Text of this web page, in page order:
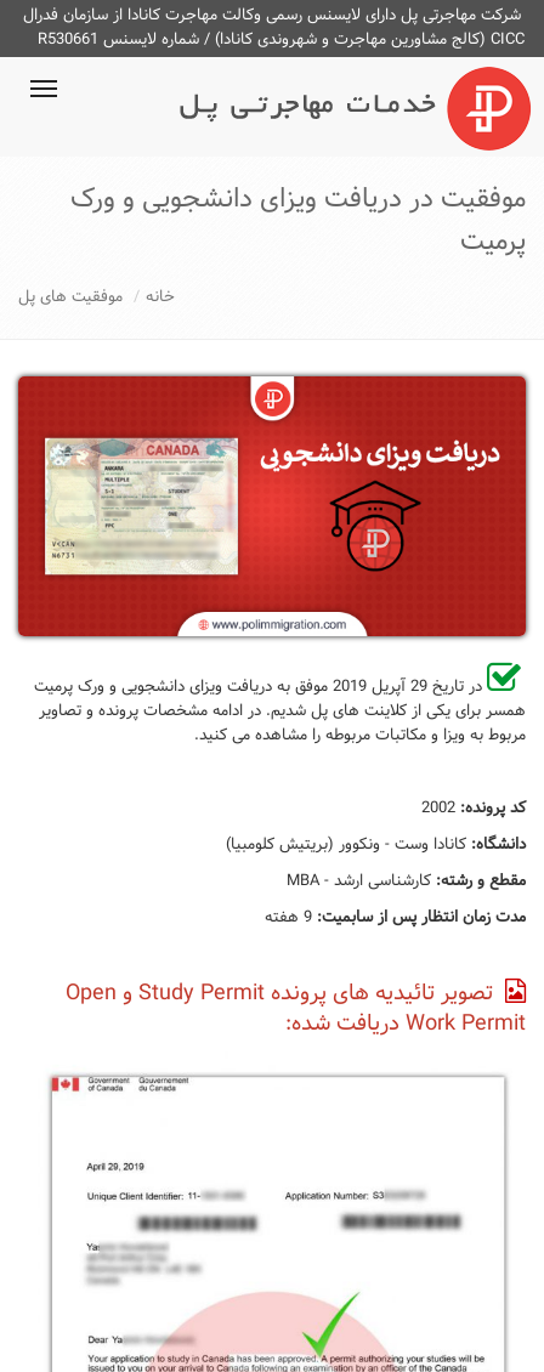
شرکت مهاجرتی پل دارای لایسنس رسمی وکالت مهاجرت کانادا از سازمان فدرال
CICC (کالج مشاورین مهاجرت و شهروندی کانادا) / شماره لایسنس R530661
موفقیت در دریافت ویزای دانشجویی و ورک
پرمیت
خانه موفقیت های پل
در تاریخ 29 آپریل 2019 موفق به دریافت ویزای دانشجویی و ورک پرمیت
همسر برای یکی از کلاینت های پل شدیم. در ادامه مشخصات پرونده و تصاویر
مربوط به ویزا و مکاتبات مربوطه را مشاهده می کنید.
کد پرونده:
دانشگاه: کانادا وست - ونکوور (بریتیش کلومبیا)
مقطع و رشته: کارشناسی ارشد - MBA
مدت زمان انتظار پس از سابمیت:
تصویر تائیدیه های پرونده Study Permit و Open
Work Permit دریافت شده: